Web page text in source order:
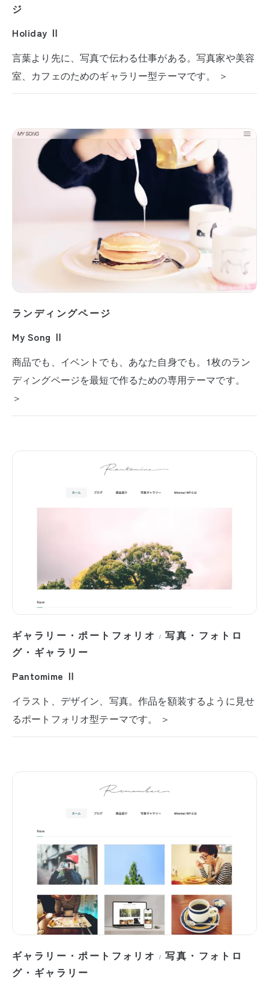
ジ
Holiday Ⅱ
言葉より先に、写真で伝わる仕事がある。写真家や美容
室、カフェのためのギャラリー型テーマです。 ＞
ランディングページ
My Song Ⅱ
商品でも、イベントでも、あなた自身でも。1枚のラン
ディングページを最短で作るための専用テーマです。
＞
ギャラリー・ポートフォリオ /写真・フォトロ
グ・ギャラリー
Pantomime Ⅱ
イラスト、デザイン、写真。作品を額装するように見せ
るポートフォリオ型テーマです。 ＞
ギャラリー・ポートフォリオ /写真・フォトロ
グ・ギャラリー